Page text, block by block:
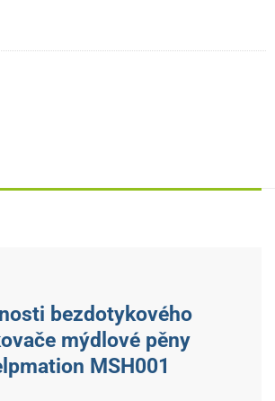
bezdotykového
mýdlové pěny
MSH001